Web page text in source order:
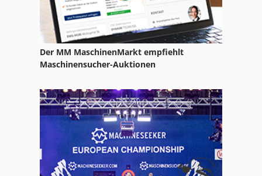
Der MM MaschinenMarkt empfiehlt
Maschinensucher-Auktionen